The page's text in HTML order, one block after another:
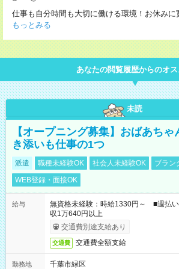
仕事も自分時間も大切に働ける環境！お休みに
もっとみる
あなたの閲覧履歴からのオス
未読
【オープニング募集】おばあち
き添いも仕事の1つ
派遣 職種未経験OK 社会人未経験OK
ブラン
WEB登録・面接OK
給与
無資格未経験：時給1330円～ ■週払
収1万640円以上
交通費別途支給あり
交通費 交通費全額支給
勤務地
千葉市緑区